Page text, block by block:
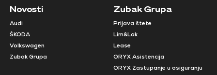
Novosti
Audi
ŠKODA
Volkswagen
Zubak Grupa
Zubak Grupa
Prijava štete
Lim&Lak
Lease
ORYX Asistencija
ORYX Zastupanje u osiguranju